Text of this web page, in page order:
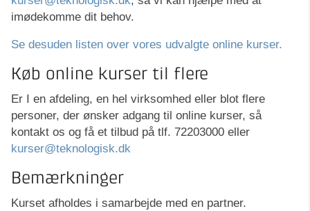
imødekomme dit behov.
Se desuden listen over vores udvalgte online kurser.
Køb online kurser til flere
Er I en afdeling, en hel virksomhed eller blot flere
personer, der ønsker adgang til online kurser, så
kontakt os og få et tilbud på tlf. 72203000 eller
kurser@teknologisk.dk
Bemærkninger
Kurset afholdes i samarbejde med en partner.